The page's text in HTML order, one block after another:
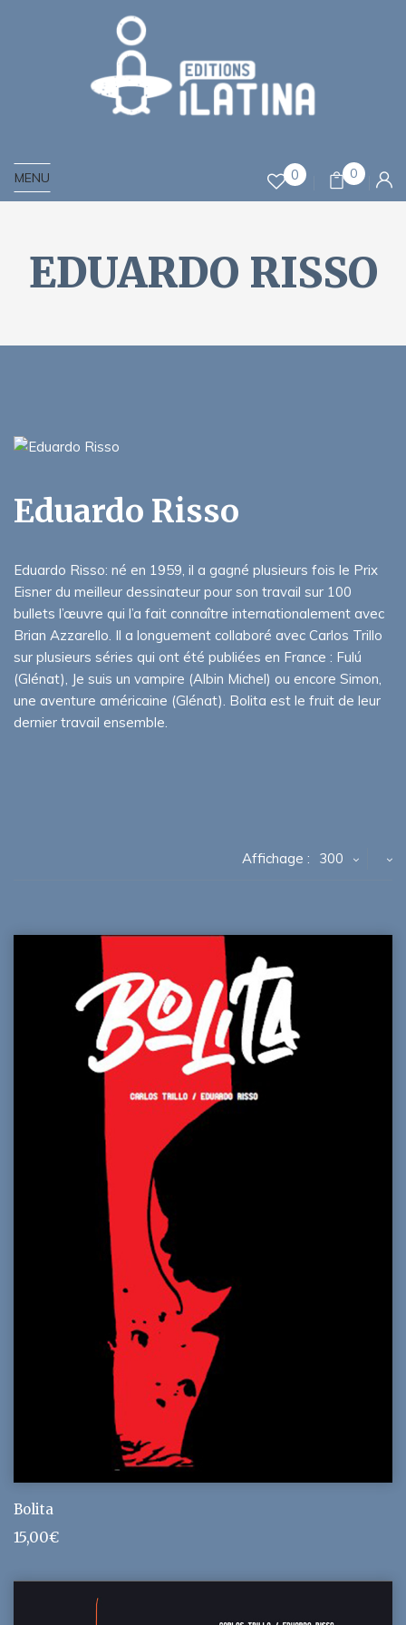
MENU 0 0
EDUARDO RISSO
Eduardo Risso
Eduardo Risso: né en 1959, il a gagné plusieurs fois le Prix
Eisner du meilleur dessinateur pour son travail sur 100
bullets l’œuvre qui l’a fait connaître internationalement avec
Brian Azzarello. Il a longuement collaboré avec Carlos Trillo
sur plusieurs séries qui ont été publiées en France : Fulú
(Glénat), Je suis un vampire (Albin Michel) ou encore Simon,
une aventure américaine (Glénat). Bolita est le fruit de leur
dernier travail ensemble.
Affichage : 300
Bolita
15,00€